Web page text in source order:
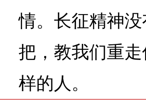
情。长征精神
把，教我们重
样的人。